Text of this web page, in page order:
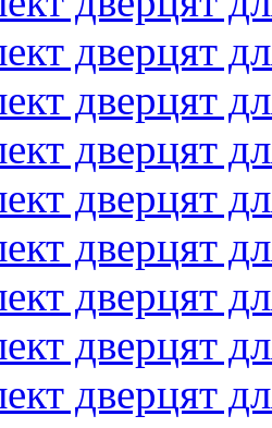
дверцят
дверцят
дверцят
дверцят
дверцят
дверцят
дверцят
дверцят